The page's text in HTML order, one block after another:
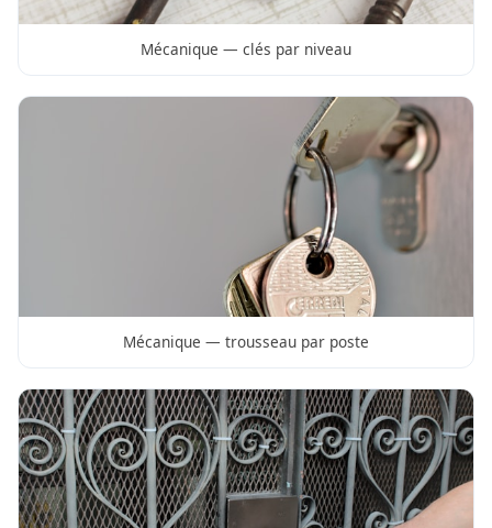
Mécanique — clés par niveau
Mécanique — trousseau par poste